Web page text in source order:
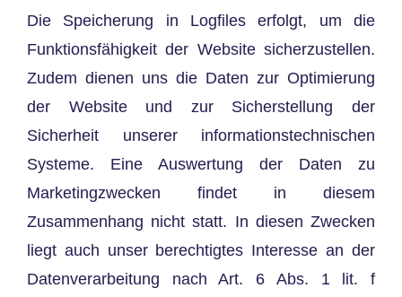
Die Speicherung in Logfiles erfolgt, um die
Funktionsfähigkeit der Website sicherzustellen.
Zudem dienen uns die Daten zur Optimierung
der Website und zur Sicherstellung der
Sicherheit unserer informationstechnischen
Systeme. Eine Auswertung der Daten zu
Marketingzwecken findet in diesem
Zusammenhang nicht statt. In diesen Zwecken
liegt auch unser berechtigtes Interesse an der
Datenverarbeitung nach Art. 6 Abs. 1 lit. f